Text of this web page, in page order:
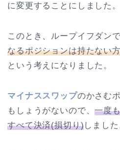
に変更することにしました。
このとき、ループイフダン
なるポジションは持たない
という考えになりました。
マイナススワップのかさむ
もしょうがないので、一度
すべて決済(損切り)しました